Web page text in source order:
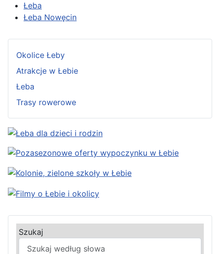
Szukaj
Łeba
Łeba Nowęcin
Okolice Łeby
Atrakcje w Łebie
Łeba
Trasy rowerowe